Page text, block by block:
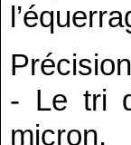
- Le tri
micron.